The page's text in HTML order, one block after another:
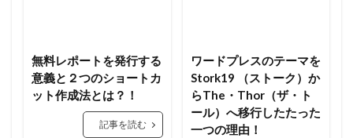
無料レポートを発行する
意義と２つのショートカ
ット作成法とは？！
記事を読む
ワードプレスのテーマを
Stork19 （ストーク）か
らThe・Thor（ザ・ト
ール）へ移行したたった
一つの理由！